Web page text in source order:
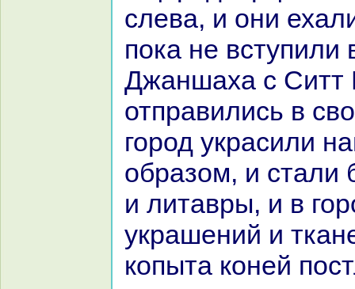
слева, и они
пока не вступили
Джаншаха с
отпpaвились в
город укpaсили
обpaзом, и стали
и литавры, и в
укpaшений и
кoпыта кoней